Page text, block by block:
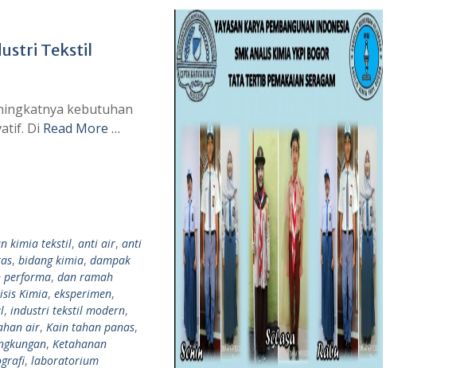
Tekstil
kebutuhan
Di Read More …
kimia tekstil, anti air, anti
, bidang kimia, dampak
performa, dan ramah
Kimia, eksperimen,
, industri tekstil modern,
air, Kain tahan panas,
, Ketahanan
, laboratorium